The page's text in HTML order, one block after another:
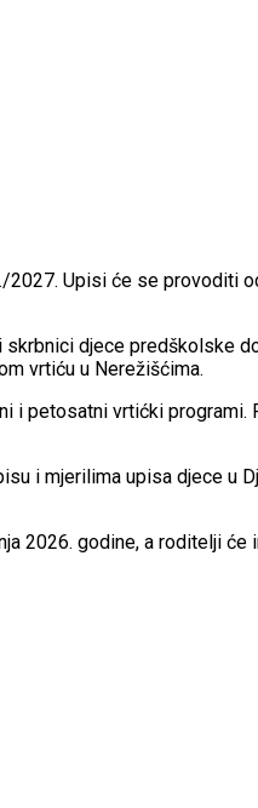
Upisi će se provoditi
djece predškolske
vrtiću u Nerežišćima.
i petosatni vrtićki programi.
i mjerilima upisa djece u
2026. godine, a roditelji će